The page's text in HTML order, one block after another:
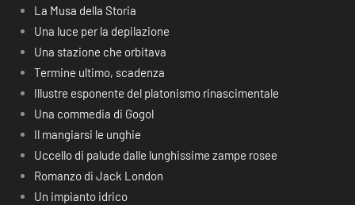
La Musa della Storia
Una luce per la depilazione
Una stazione che orbitava
Termine ultimo, scadenza
Illustre esponente del platonismo rinascimentale
Una commedia di Gogol
Il mangiarsi le unghie
Uccello di palude dalle lunghissime zampe rosee
Romanzo di Jack London
Un impianto idrico